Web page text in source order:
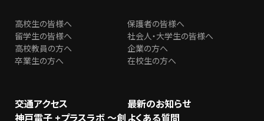
高校生の皆様へ
保護者の皆様へ
留学生の皆様へ
社会人・大学生の皆様へ
高校教員の方へ
企業の方へ
卒業生の方へ
在校生の方へ
交通アクセス
最新のお知らせ
神戸電子 +プラスラボ ～創 よくある質問